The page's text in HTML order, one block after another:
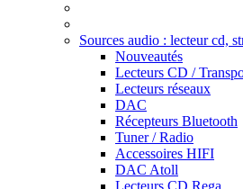
Sources audio : lecteur cd,
Nouveautés
Lecteurs CD /
Lecteurs réseaux
DAC
Récepteurs Bluetooth
Tuner / Radio
Accessoires HIFI
DAC Atoll
Lecteurs CD Rega